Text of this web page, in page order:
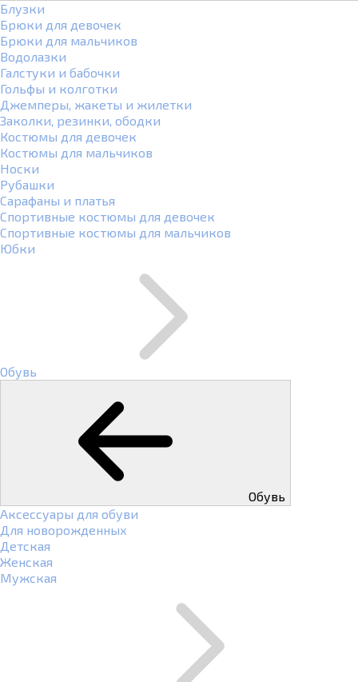
Блузки
Брюки для девочек
Брюки для мальчиков
Водолазки
Галстуки и бабочки
Гольфы и колготки
Джемперы, жакеты и жилетки
Заколки, резинки, ободки
Костюмы для девочек
Костюмы для мальчиков
Носки
Рубашки
Сарафаны и платья
Спортивные костюмы для девочек
Спортивные костюмы для мальчиков
Юбки
Обувь
Обувь
Аксессуары для обуви
Для новорожденных
Детская
Женская
Мужская